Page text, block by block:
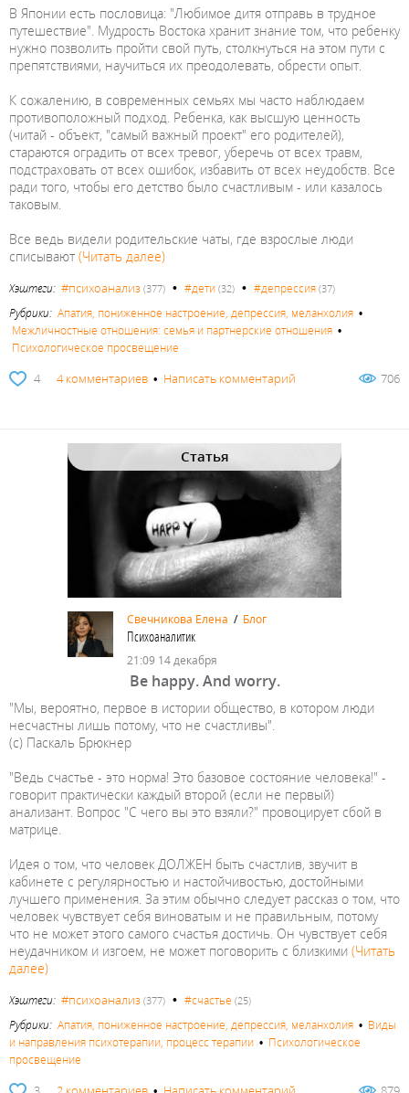
В Японии есть пословица: "Любимое дитя отправь в трудное
путешествие". Мудрость Востока хранит знание том, что ребенку
нужно позволить пройти свой путь, столкнуться на этом пути с
препятствиями, научиться их преодолевать, обрести опыт.
К сожалению, в современных семьях мы часто наблюдаем
противоположный подход. Ребенка, как высшую ценность
(читай - объект, "самый важный проект" его родителей),
стараются оградить от всех тревог, уберечь от всех травм,
подстраховать от всех ошибок, избавить от всех неудобств. Все
ради того, чтобы его детство было счастливым - или казалось
таковым.
Все ведь видели родительские чаты, где взрослые люди
списывают (Читать далее)
Хэштеги: #психоанализ (377) • #дети (32) • #депрессия (37)
Рубрики: Апатия, пониженное настроение, депрессия, меланхолия •
Межличностные отношения: семья и партнерские отношения •
Психологическое просвещение
4 4 комментариев • Написать комментарий 706
Статья
Свечникова Елена / Блог
Психоаналитик
21:09 14 декабря
Be happy. And worry.
"Мы, вероятно, первое в истории общество, в котором люди
несчастны лишь потому, что не счастливы".
(с) Паскаль Брюкнер
"Ведь счастье - это норма! Это базовое состояние человека!" -
говорит практически каждый второй (если не первый)
анализант. Вопрос "С чего вы это взяли?" провоцирует сбой в
матрице.
Идея о том, что человек ДОЛЖЕН быть счастлив, звучит в
кабинете с регулярностью и настойчивостью, достойными
лучшего применения. За этим обычно следует рассказ о том, что
человек чувствует себя виноватым и не правильным, потому
что не может этого самого счастья достичь. Он чувствует себя
неудачником и изгоем, не может поговорить с близкими (Читать
далее)
Хэштеги: #психоанализ (377) • #счастье (25)
Рубрики: Апатия, пониженное настроение, депрессия, меланхолия • Виды
и направления психотерапии, процесс терапии • Психологическое
просвещение